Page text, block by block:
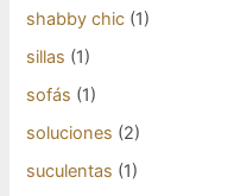
shabby chic (1)
sillas (1)
sofás (1)
soluciones (2)
suculentas (1)